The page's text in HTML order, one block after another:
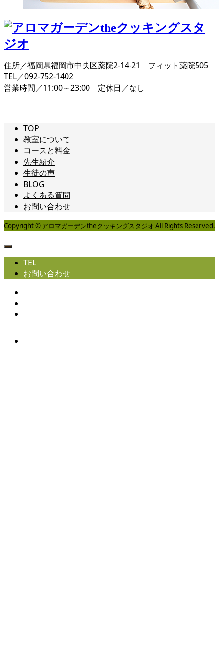
住所／福岡県福岡市中央区薬院2-14-21 フィット薬院505
TEL／092-752-1402
営業時間／11:00～23:00 定休日／なし
TOP
教室について
コースと料金
先生紹介
生徒の声
BLOG
よくある質問
お問い合わせ
Copyright © アロマガーデンtheクッキングスタジオ All Rights Reserved.
TEL
お問い合わせ